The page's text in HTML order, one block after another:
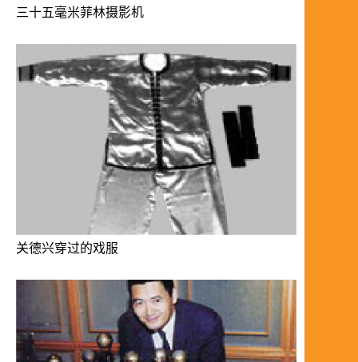
三十五毫米菲林摄影机
关德兴穿过的戏服